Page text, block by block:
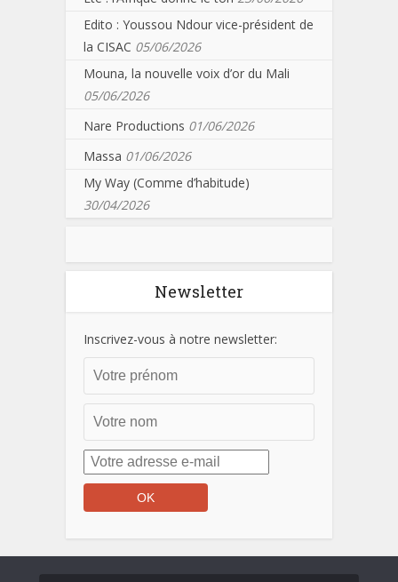
Edito : Youssou Ndour vice-président de
la CISAC 05/06/2026
Mouna, la nouvelle voix d’or du Mali
05/06/2026
Nare Productions 01/06/2026
Massa 01/06/2026
My Way (Comme d’habitude)
30/04/2026
Newsletter
Inscrivez-vous à notre newsletter: